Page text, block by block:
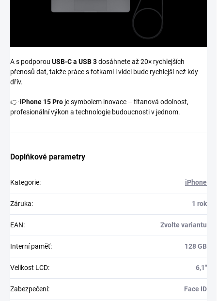
A s podporou USB-C a USB 3dosáhnete až 20× rychlejších
přenosů dat, takže práce s fotkami i videi bude rychlejší než kdy
dřív.
👉iPhone 15 Pro je symbolem inovace – titanová odolnost,
profesionální výkon a technologie budoucnosti v jednom.
Doplňkové parametry
Kategorie: iPhone
Záruka: 1 rok
EAN: Zvolte variantu
Interní paměť: 128 GB
Velikost LCD: 6,1"
Zabezpečení: Face ID